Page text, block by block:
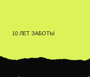
10 ЛЕТ ЗАБОТЫ